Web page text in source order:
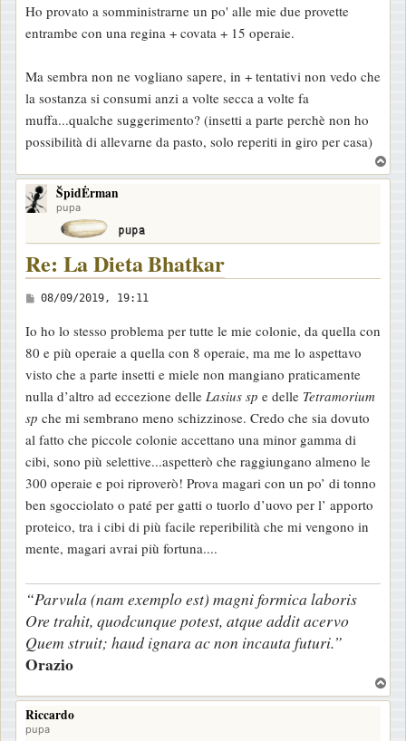
i
o
Ho provato a somministrarne un po' alle mie due provette
entrambe con una regina + covata + 15 operaie.
Ma sembra non ne vogliano sapere, in + tentativi non vedo che
la sostanza si consumi anzi a volte secca a volte fa
muffa...qualche suggerimento? (insetti a parte perchè non ho
possibilità di allevarne da pasto, solo reperiti in giro per casa)
o
ŠpidĖrman
pupa
Re: La Dieta Bhatkar
M
s
s
a
g
g
i
o
08/09/2019, 19:11
Io ho lo stesso problema per tutte le mie colonie, da quella con
80 e più operaie a quella con 8 operaie, ma me lo aspettavo
visto che a parte insetti e miele non mangiano praticamente
nulla d’altro ad eccezione delle Lasius sp e delle Tetramorium
sp che mi sembrano meno schizzinose. Credo che sia dovuto
al fatto che piccole colonie accettano una minor gamma di
cibi, sono più selettive...aspetterò che raggiungano almeno le
300 operaie e poi riproverò! Prova magari con un po’ di tonno
ben sgocciolato o paté per gatti o tuorlo d’uovo per l’ apporto
proteico, tra i cibi di più facile reperibilità che mi vengono in
mente, magari avrai più fortuna....
“Parvula (nam exemplo est) magni formica laboris
Ore trahit, quodcunque potest, atque addit acervo
Quem struit; haud ignara ac non incauta futuri.”
Orazio
o
Riccardo
pupa